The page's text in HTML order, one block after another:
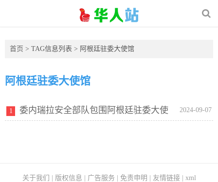
首页 > TAG信息列表 > 阿根廷驻委大使馆
阿根廷驻委大使馆
2024-09-07
1 委内瑞拉安全部队包围阿根廷驻委大使
关于我们 版权信息 广告服务 免责申明 友情链接| xml